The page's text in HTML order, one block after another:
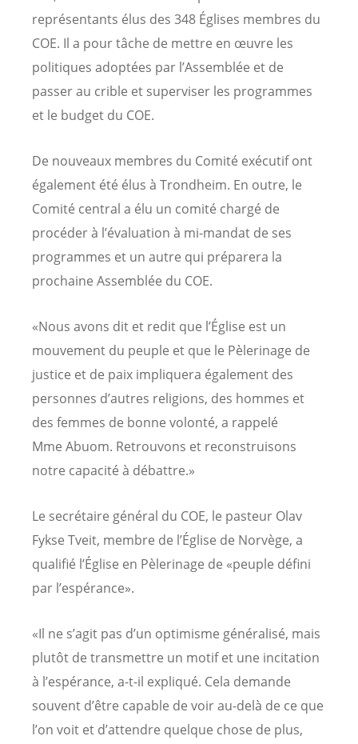
représentants élus des 348 Églises membres du
COE. Il a pour tâche de mettre en œuvre les
politiques adoptées par l’Assemblée et de
passer au crible et superviser les programmes
et le budget du COE.
De nouveaux membres du Comité exécutif ont
également été élus à Trondheim. En outre, le
Comité central a élu un comité chargé de
procéder à l’évaluation à mi-mandat de ses
programmes et un autre qui préparera la
prochaine Assemblée du COE.
«Nous avons dit et redit que l’Église est un
mouvement du peuple et que le Pèlerinage de
justice et de paix impliquera également des
personnes d’autres religions, des hommes et
des femmes de bonne volonté, a rappelé
Mme Abuom. Retrouvons et reconstruisons
notre capacité à débattre.»
Le secrétaire général du COE, le pasteur Olav
Fykse Tveit, membre de l’Église de Norvège, a
qualifié l’Église en Pèlerinage de «peuple défini
par l’espérance».
«Il ne s’agit pas d’un optimisme généralisé, mais
plutôt de transmettre un motif et une incitation
à l’espérance, a-t-il expliqué. Cela demande
souvent d’être capable de voir au-delà de ce que
l’on voit et d’attendre quelque chose de plus,